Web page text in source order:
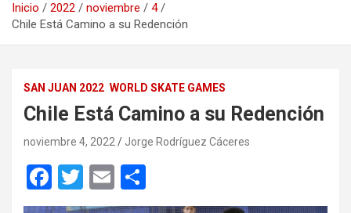
Inicio 2022 noviembre
4
Chile Está Camino a su Redención
SAN JUAN 2022 WORLD SKATE GAMES
Chile Está Camino a su Redención
noviembre 4, 2022 Jorge Rodríguez Cáceres
F
a
T
wi
E
m o